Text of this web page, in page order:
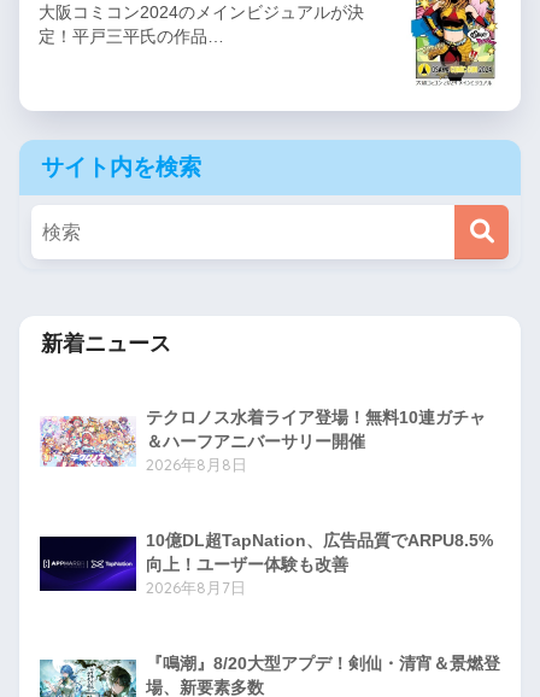
大阪コミコン2024のメインビジュアルが決
定！平戸三平氏の作品…
サイト内を検索
新着ニュース
テクロノス水着ライア登場！無料10連ガチャ
＆ハーフアニバーサリー開催
2026年8月8日
10億DL超TapNation、広告品質でARPU8.5%
向上！ユーザー体験も改善
2026年8月7日
『鳴潮』8/20大型アプデ！剣仙・清宵＆景燃登
場、新要素多数